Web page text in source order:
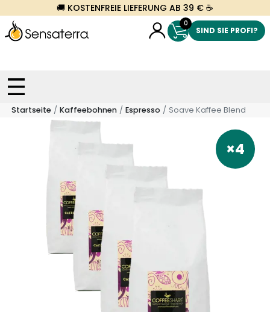
🚚 KOSTENFREIE LIEFERUNG AB 39 € ☕
0
SIND SIE PROFI?
Startseite Kaffeebohnen Espresso Soave Kaffee Blend
×4